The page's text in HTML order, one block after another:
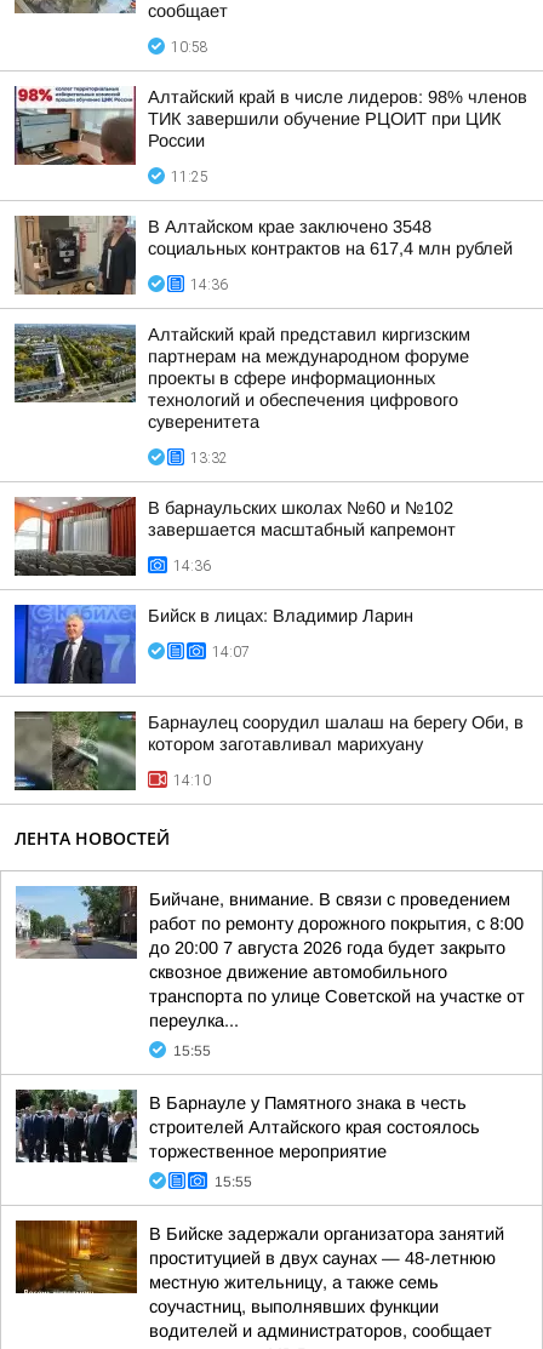
сообщает
10:58
Алтайский край в числе лидеров: 98% членов
ТИК завершили обучение РЦОИТ при ЦИК
России
11:25
В Алтайском крае заключено 3548
социальных контрактов на 617,4 млн рублей
14:36
Алтайский край представил киргизским
партнерам на международном форуме
проекты в сфере информационных
технологий и обеспечения цифрового
суверенитета
13:32
В барнаульских школах №60 и №102
завершается масштабный капремонт
14:36
Бийск в лицах: Владимир Ларин
14:07
Барнаулец соорудил шалаш на берегу Оби, в
котором заготавливал марихуану
14:10
ЛЕНТА НОВОСТЕЙ
Бийчане, внимание. В связи с проведением
работ по ремонту дорожного покрытия, с 8:00
до 20:00 7 августа 2026 года будет закрыто
сквозное движение автомобильного
транспорта по улице Советской на участке от
переулка...
15:55
В Барнауле у Памятного знака в честь
строителей Алтайского края состоялось
торжественное мероприятие
15:55
В Бийске задержали организатора занятий
проституцией в двух саунах — 48-летнюю
местную жительницу, а также семь
соучастниц, выполнявших функции
водителей и администраторов, сообщает